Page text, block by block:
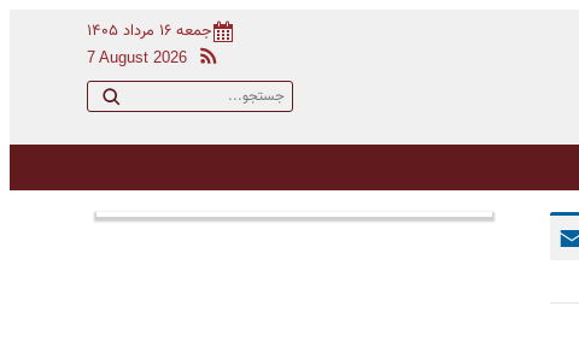
جمعه ۱۶ مرداد ۱۴۰۵
7 August 2026